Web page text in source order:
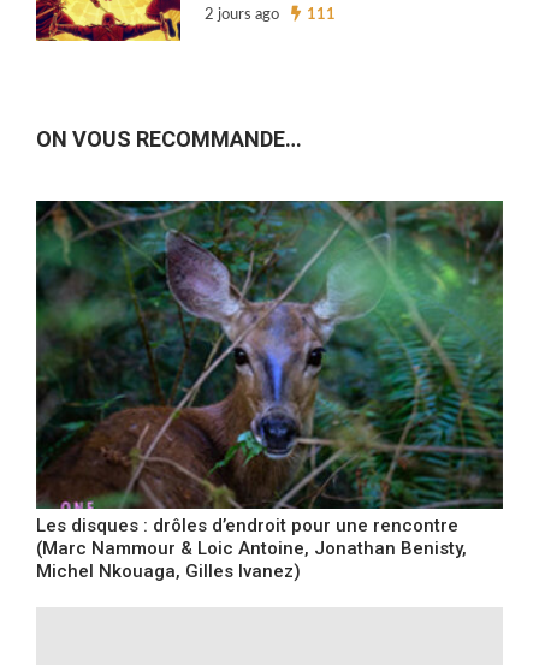
2 jours ago 111
ON VOUS RECOMMANDE…
Les disques : drôles d’endroit pour une rencontre
(Marc Nammour & Loic Antoine, Jonathan Benisty,
Michel Nkouaga, Gilles Ivanez)